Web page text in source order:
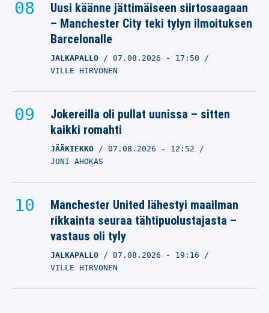
Uusi käänne jättimäiseen siirtosaagaan
– Manchester City teki tylyn ilmoituksen
Barcelonalle
JALKAPALLO 07.08.2026 - 17:50
VILLE HIRVONEN
Jokereilla oli pullat uunissa – sitten
kaikki romahti
JÄÄKIEKKO 07.08.2026 - 12:52
JONI AHOKAS
Manchester United lähestyi maailman
rikkainta seuraa tähtipuolustajasta –
vastaus oli tyly
JALKAPALLO 07.08.2026 - 19:16
VILLE HIRVONEN